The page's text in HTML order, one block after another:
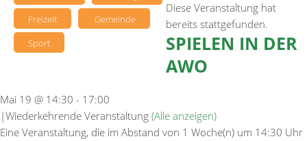
Freizeit
Gemeinde
Sport
Diese Veranstaltung hat
bereits stattgefunden.
SPIELEN IN DER
AWO
Mai 19 @ 14:30 - 17:00
|Wiederkehrende Veranstaltung (Alle anzeigen)
Eine Veranstaltung, die im Abstand von 1 Woche(n) um 14:30 Uhr